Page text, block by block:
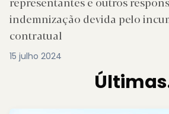
indemnização devida pelo
contratual
15 julho 2024